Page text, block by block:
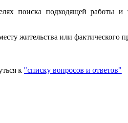
поиска подходящей работы
жительства или фактического
к "списку вопросов и ответов"